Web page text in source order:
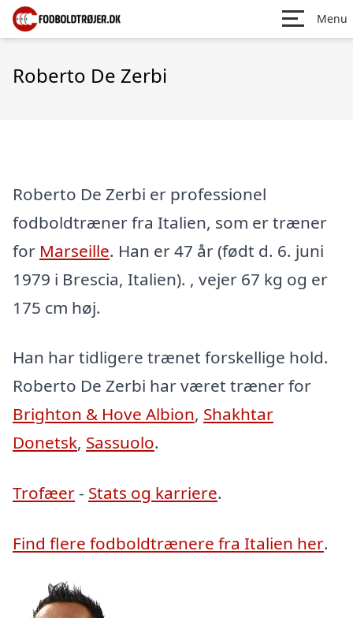
Menu
Roberto De Zerbi
Roberto De Zerbi er professionel
fodboldtræner fra Italien, som er træner
for Marseille. Han er 47 år (født d. 6. juni
1979 i Brescia, Italien). , vejer 67 kg og er
175 cm høj.
Han har tidligere trænet forskellige hold.
Roberto De Zerbi har været træner for
Brighton & Hove Albion, Shakhtar
Donetsk, Sassuolo.
Trofæer- Stats og karriere.
Find flere fodboldtrænere fra Italien her.